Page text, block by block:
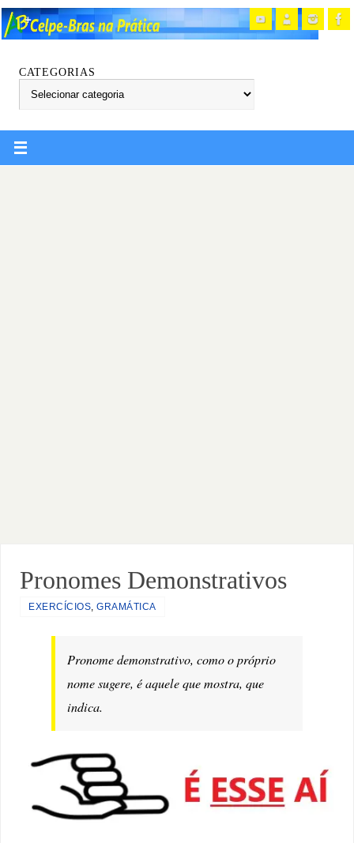
CATEGORIAS
Pronomes Demonstrativos
EXERCÍCIOS,GRAMÁTICA
Pronome demonstrativo, como o próprio
nome sugere, é aquele que mostra, que
indica.